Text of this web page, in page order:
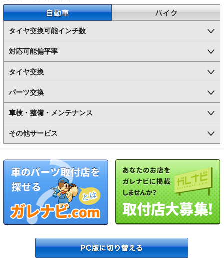
自動車
タイヤ交換可能インチ数
対応可能偏平率
タイヤ交換
パーツ交換
車検・整備・メンテナンス
その他サービス